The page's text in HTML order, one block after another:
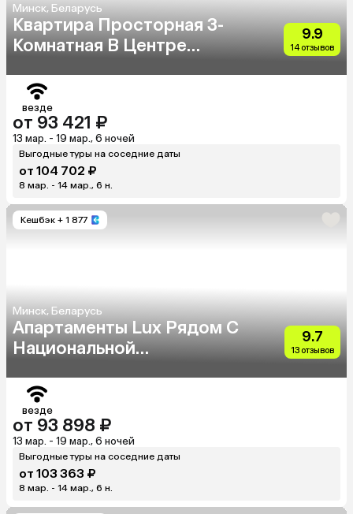
Минск, Беларусь
Квартира Просторная 3-
Комнатная В Центре
9.9
14 отзывов
везде
от 93 421 ₽
13 мар. - 19 мар., 6 ночей
Выгодные туры на соседние даты
от 104 702 ₽
8 мар. - 14 мар., 6 н.
Кешбэк + 1 877
Минск, Беларусь
Апартаменты Lux Рядом С
Национальной
9.7
13 отзывов
везде
от 93 898 ₽
13 мар. - 19 мар., 6 ночей
Выгодные туры на соседние даты
от 103 363 ₽
8 мар. - 14 мар., 6 н.